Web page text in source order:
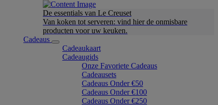
De essentials van Le Creuset
Van koken tot serveren: vind hier de onmisbare
producten voor uw keuken.
Cadeaus
Cadeaukaart
Cadeaugids
Onze Favoriete Cadeaus
Cadeausets
Cadeaus Onder €50
Cadeaus Onder €100
Cadeaus Onder €250